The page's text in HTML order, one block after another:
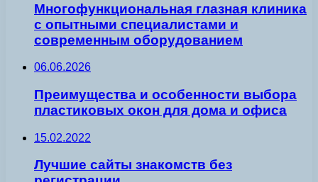
Многофункциональная глазная клиника
с опытными специалистами и
современным оборудованием
06.06.2026
Преимущества и особенности выбора
пластиковых окон для дома и офиса
15.02.2022
Лучшие сайты знакомств без